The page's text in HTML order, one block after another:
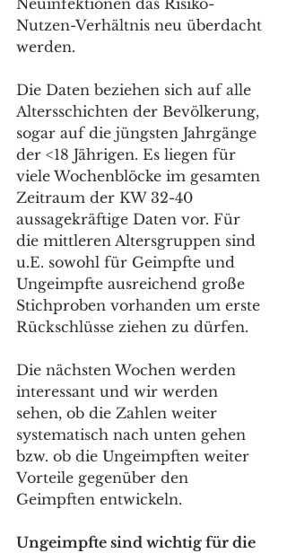
Nutzen-Verhältnis neu überdacht
werden.
Die Daten beziehen sich auf alle
Altersschichten der Bevölkerung,
sogar auf die jüngsten Jahrgänge
der <18 Jährigen. Es liegen für
viele Wochenblöcke im gesamten
Zeitraum der KW 32-40
aussagekräftige Daten vor. Für
die mittleren Altersgruppen sind
u.E. sowohl für Geimpfte und
Ungeimpfte ausreichend große
Stichproben vorhanden um erste
Rückschlüsse ziehen zu dürfen.
Die nächsten Wochen werden
interessant und wir werden
sehen, ob die Zahlen weiter
systematisch nach unten gehen
bzw. ob die Ungeimpften weiter
Vorteile gegenüber den
Geimpften entwickeln.
Ungeimpfte sind wichtig für die